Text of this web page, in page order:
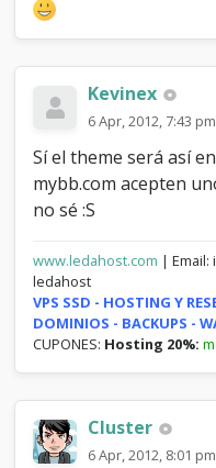
Kevinex
6 Apr, 2012, 7:43 pm
Sí el theme será así
mybb.com acepten
no sé :S
www.ledahost.com |
ledahost
VPS SSD - HOSTING Y
DOMINIOS - BACKUPS -
CUPONES: Hosting 20%:
Cluster
6 Apr, 2012, 8:01 pm